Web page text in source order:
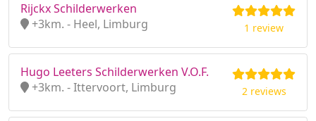
Rijckx Schilderwerken
+3km. - Heel, Limburg
1 review
Hugo Leeters Schilderwerken V.O.F.
+3km. - Ittervoort, Limburg
2 reviews